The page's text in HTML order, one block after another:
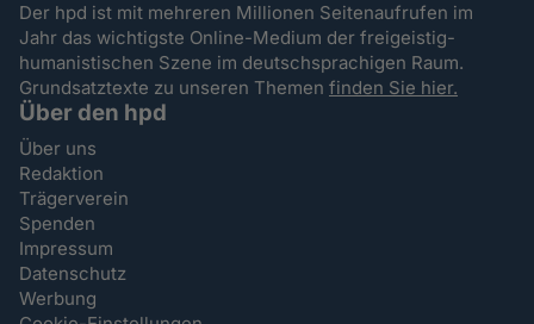
Der hpd ist mit mehreren Millionen Seitenaufrufen im
Jahr das wichtigste Online-Medium der freigeistig-
humanistischen Szene im deutschsprachigen Raum.
Grundsatztexte zu unseren Themenfinden Sie hier.
Über den hpd
Über uns
Redaktion
Trägerverein
Spenden
Impressum
Datenschutz
Werbung